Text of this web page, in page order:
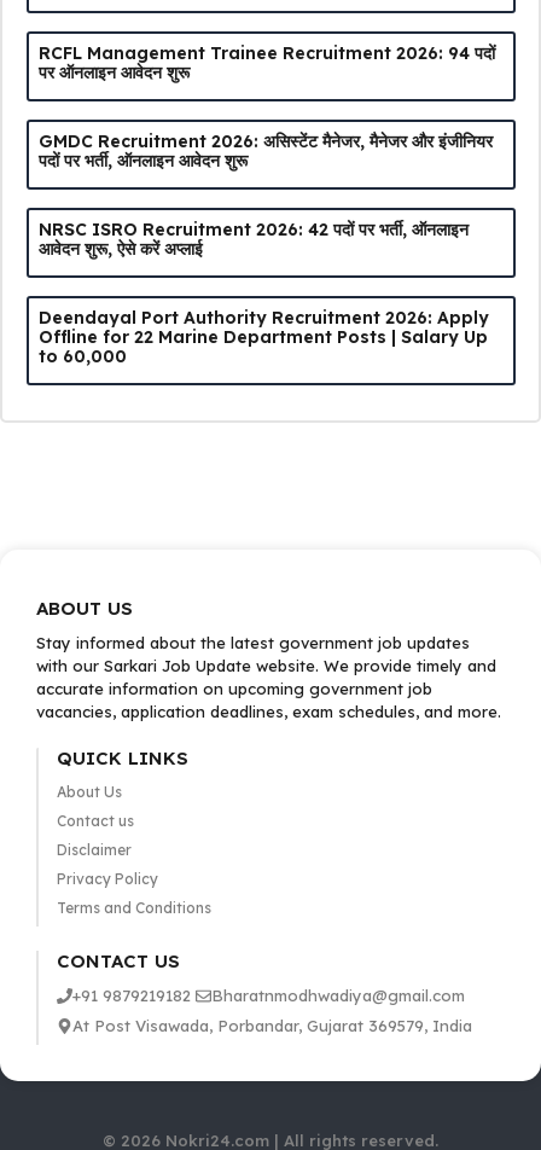
RCFL Management Trainee Recruitment 2026: 94 पदों
पर ऑनलाइन आवेदन शुरू
GMDC Recruitment 2026: असिस्टेंट मैनेजर, मैनेजर और इंजीनियर
पदों पर भर्ती, ऑनलाइन आवेदन शुरू
NRSC ISRO Recruitment 2026: 42 पदों पर भर्ती, ऑनलाइन
आवेदन शुरू, ऐसे करें अप्लाई
Deendayal Port Authority Recruitment 2026: Apply
Offline for 22 Marine Department Posts | Salary Up
to ₹60,000
ABOUT US
Stay informed about the latest government job updates
with our Sarkari Job Update website. We provide timely and
accurate information on upcoming government job
vacancies, application deadlines, exam schedules, and more.
QUICK LINKS
About Us
Contact us
Disclaimer
Privacy Policy
Terms and Conditions
CONTACT US
+91 9879219182
Bharatnmodhwadiya@gmail.com
At Post Visawada, Porbandar, Gujarat 369579, India
© 2026 Nokri24.com | All rights reserved.